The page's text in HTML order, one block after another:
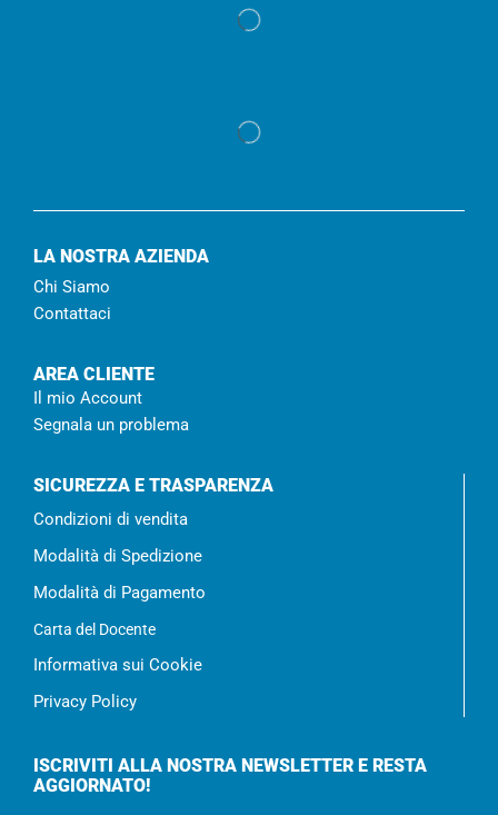
LA NOSTRA AZIENDA
Chi Siamo
Contattaci
AREA CLIENTE
Il mio Account
Segnala un problema
SICUREZZA E TRASPARENZA
Condizioni di vendita
Modalità di Spedizione
Modalità di Pagamento
Carta del Docente
Informativa sui Cookie
Privacy Policy
ISCRIVITI ALLA NOSTRA NEWSLETTER E RESTA
AGGIORNATO!